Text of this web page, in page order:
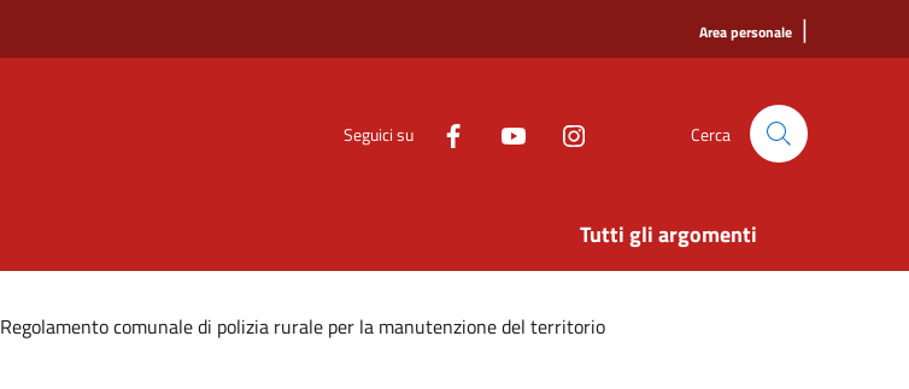
Area personale |
Seguici su Cerca
Tutti gli argomenti
Regolamento comunale di polizia rurale per la manutenzione del territorio